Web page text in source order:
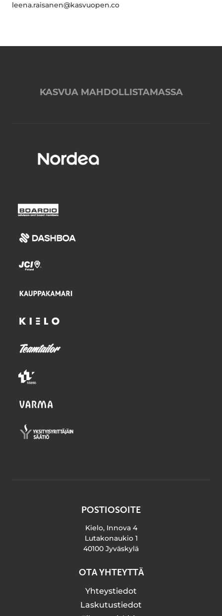
leena.raisanen@kasvuopen.co
KASVUA MAHDOLLISTAMASSA
POSTIOSOITE
Kielo, Innova 4
Lutakonaukio 1
40100 Jyväskylä
OTA YHTEYTTÄ
Yhteystiedot
Laskutustiedot